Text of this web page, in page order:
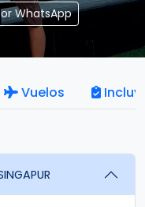
WhatsApp
Vuelos